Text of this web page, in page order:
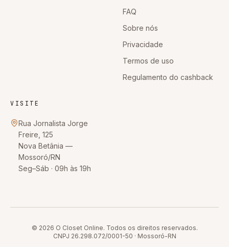
FAQ
Sobre nós
Privacidade
Termos de uso
Regulamento do cashback
VISITE
Rua Jornalista Jorge
Freire, 125
Nova Betânia —
Mossoró/RN
Seg–Sáb · 09h às 19h
© 2026 O Closet Online. Todos os direitos reservados.
CNPJ 26.298.072/0001-50 · Mossoró-RN